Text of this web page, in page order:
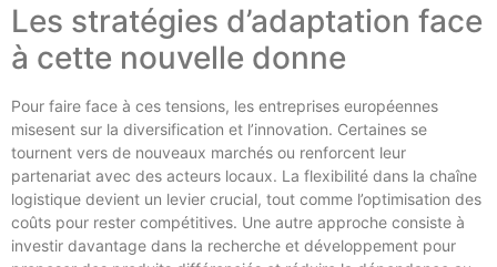
Les stratégies d’adaptation face
à cette nouvelle donne
Pour faire face à ces tensions, les entreprises européennes
misesent sur la diversification et l’innovation. Certaines se
tournent vers de nouveaux marchés ou renforcent leur
partenariat avec des acteurs locaux. La flexibilité dans la chaîne
logistique devient un levier crucial, tout comme l’optimisation des
coûts pour rester compétitives. Une autre approche consiste à
investir davantage dans la recherche et développement pour